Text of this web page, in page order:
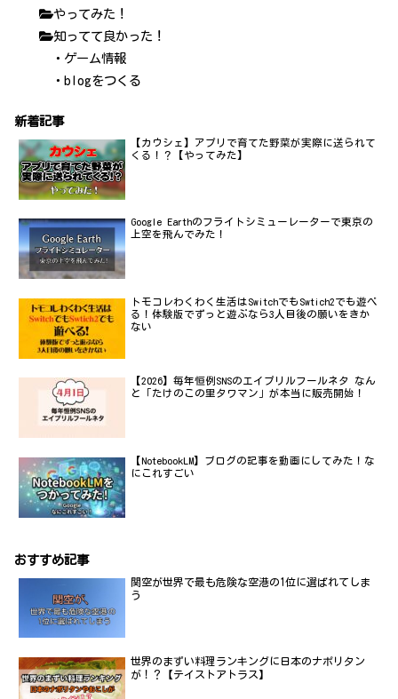
やってみた！
知ってて良かった！
・ゲーム情報
・blogをつくる
新着記事
【カウシェ】アプリで育てた野菜が実際に送られて
くる！？【やってみた】
Google Earthのフライトシミューレーターで東京の
上空を飛んでみた！
トモコレわくわく生活はSwitchでもSwtich2でも遊べ
る！体験版でずっと遊ぶなら3人目後の願いをきか
ない
【2026】毎年恒例SNSのエイプリルフールネタ なん
と「たけのこの里タワマン」が本当に販売開始！
【NotebookLM】ブログの記事を動画にしてみた！な
にこれすごい
おすすめ記事
関空が世界で最も危険な空港の1位に選ばれてしま
う
世界のまずい料理ランキングに日本のナポリタン
が！？【テイストアトラス】